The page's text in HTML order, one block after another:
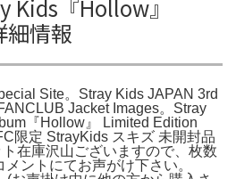
Kids『Hollow』
情報
Site。Stray Kids JAPAN 3rd
Jacket Images。Stray
『Hollow』 Limited Edition
限定 StrayKids スキズ 未開封品
在庫沢山ございますので、枚数
ントにてお声がけ下さい。